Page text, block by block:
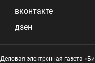
вконтакте
дзен
Деловая электронная газета